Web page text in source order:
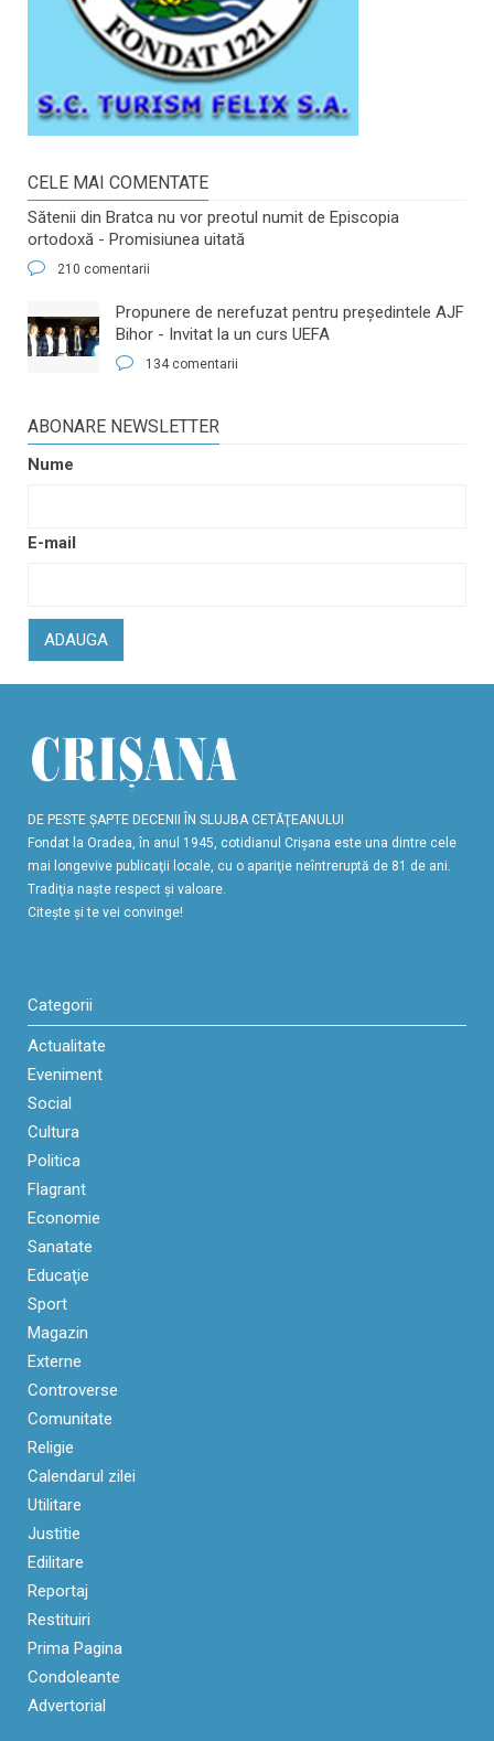
CELE MAI COMENTATE
Sătenii din Bratca nu vor preotul numit de Episcopia
ortodoxă - Promisiunea uitată
210 comentarii
​Propunere de nerefuzat pentru preşedintele AJF
Bihor - Invitat la un curs UEFA
134 comentarii
ABONARE NEWSLETTER
Nume
E-mail
ADAUGA
DE PESTE ŞAPTE DECENII ÎN SLUJBA CETĂŢEANULUI
Fondat la Oradea, în anul 1945, cotidianul Crişana este una dintre cele
mai longevive publicaţii locale, cu o apariţie neîntreruptă de 81 de ani.
Tradiţia naşte respect şi valoare.
Citeşte şi te vei convinge!
Categorii
Actualitate
Eveniment
Social
Cultura
Politica
Flagrant
Economie
Sanatate
Educaţie
Sport
Magazin
Externe
Controverse
Comunitate
Religie
Calendarul zilei
Utilitare
Justitie
Edilitare
Reportaj
Restituiri
Prima Pagina
Condoleante
Advertorial